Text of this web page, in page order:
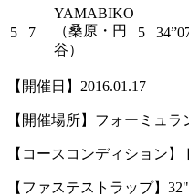
5 7
YAMABIKO
（桑原・円
谷）
5
【開催日】2016.01.17
【開催場所】フォーミュ
【コースコンディション】
【ファステストラップ】